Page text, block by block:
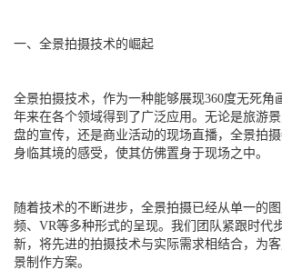
一、全景拍摄技术的崛起
全景拍摄技术，作为一种能够展现360度无死角
年来在各个领域得到了广泛应用。无论是旅游
盘的宣传，还是商业活动的现场直播，全景拍
身临其境的感受，使其仿佛置身于现场之中。
随着技术的不断进步，全景拍摄已经从单一的
频、VR等多种形式的呈现。我们团队紧跟时代
新，将先进的拍摄技术与实际需求相结合，为
景制作方案。